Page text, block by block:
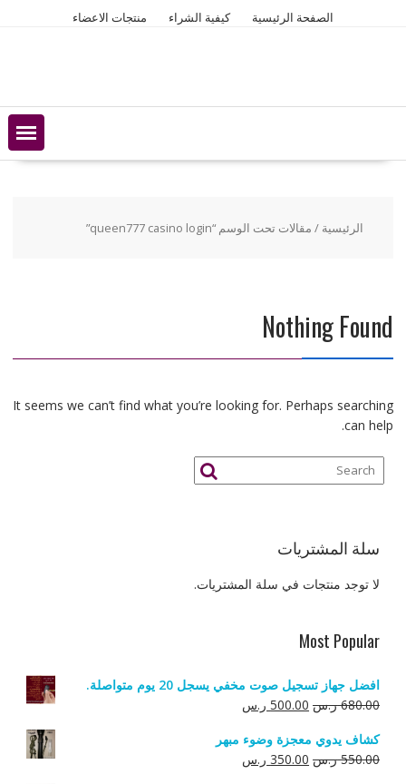
الصفحة الرئيسية كيفية الشراء منتجات الاعضاء
الرئيسية / مقالات تحت الوسم “queen777 casino login”
Nothing Found
It seems we can’t find what you’re looking for. Perhaps searching
can help.
سلة المشتريات
لا توجد منتجات في سلة المشتريات.
Most Popular
افضل جهاز تسجيل صوت مخفي يسجل 20 يوم متواصلة.
680.00 ر.س السعر
هو:
680.00 ر.س.
500.00 ر.سالسعر
هو:
500.00 ر.س.
كشاف يدوي معجزة وضوء مبهر
550.00 ر.س السعر
350.00 ر.سالسعر